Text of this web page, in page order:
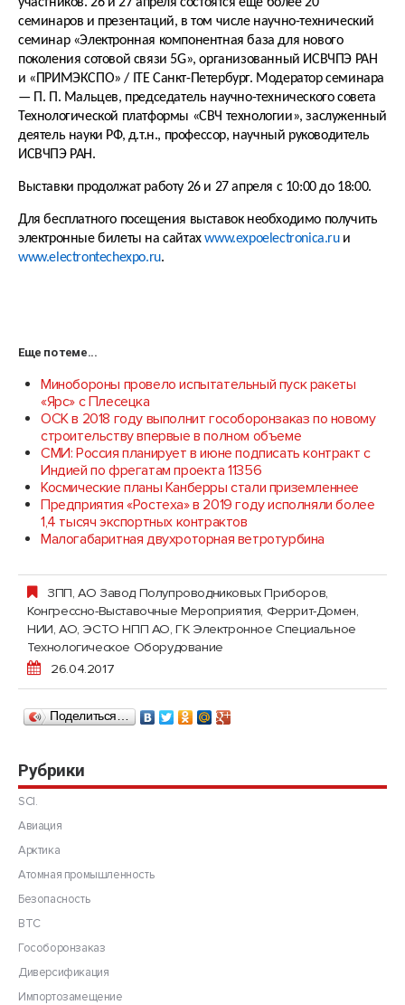
семинаров и презентаций, в том числе научно-технический
семинар «Электронная компонентная база для нового
поколения сотовой связи 5G», организованный ИСВЧПЭ РАН
и «ПРИМЭКСПО» / ITE Санкт-Петербург. Модератор семинара
— П. П. Мальцев, председатель научно-технического совета
Технологической платформы «СВЧ технологии», заслуженный
деятель науки РФ, д.т.н., профессор, научный руководитель
ИСВЧПЭ РАН.
Выставки продолжат работу 26 и 27 апреля с 10:00 до 18:00.
Для бесплатного посещения выставок необходимо получить
электронные билеты на сайтахwww.expoelectronica.ruи
www.electrontechexpo.ru.
Еще по теме...
Минобороны провело испытательный пуск ракеты
«Ярс» с Плесецка
ОСК в 2018 году выполнит гособоронзаказ по новому
строительству впервые в полном объеме
СМИ: Россия планирует в июне подписать контракт с
Индией по фрегатам проекта 11356
Космические планы Канберры стали приземленнее
Предприятия «Ростеха» в 2019 году исполняли более
1,4 тысяч экспортных контрактов
Малогабаритная двухроторная ветротурбина
ЗПП, АО Завод Полупроводниковых Приборов,
Конгрессно-Выставочные Мероприятия, Феррит-Домен,
НИИ, АО, ЭСТО НПП АО, ГК Электронное Специальное
Технологическое Оборудование
26.04.2017
Поделиться…
Рубрики
SCI.
Авиация
Арктика
Атомная промышленность
Безопасность
ВТС
Гособоронзаказ
Диверсификация
Импортозамещение